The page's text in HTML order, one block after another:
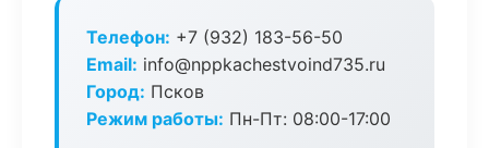
Телефон: +7 (932) 183-56-50
Email: info@nppkachestvoind735.ru
Город: Псков
Режим работы: Пн-Пт: 08:00-17:00